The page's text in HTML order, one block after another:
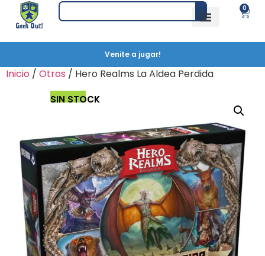
0
Venite a jugar!
Inicio / Otros / Hero Realms La Aldea Perdida
SIN STOCK